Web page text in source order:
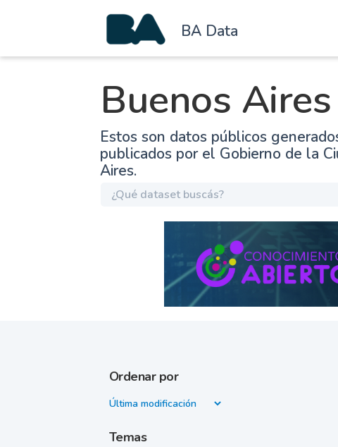
BA Data
Buenos
Estos son datos públicos
publicados por el Gobierno de la
Aires.
Ordenar por
Temas